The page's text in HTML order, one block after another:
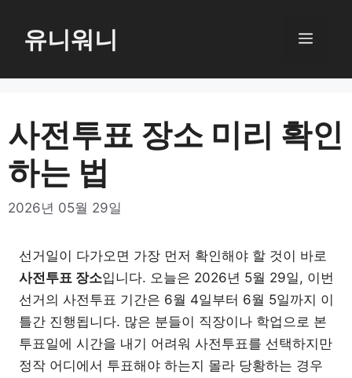
로
뛰
기
유니워니 메
사전투표 장소 미리 확인
하는 법
2026년 05월 29일
선거일이 다가오면 가장 먼저 확인해야 할 것이 바로
사전투표 장소입니다. 오늘은 2026년 5월 29일, 이번
선거의 사전투표 기간은 6월 4일부터 6월 5일까지 이
틀간 진행됩니다. 많은 분들이 직장이나 학업으로 본
투표일에 시간을 내기 어려워 사전투표를 선택하지만
정작 어디에서 투표해야 하는지 몰라 당황하는 경우